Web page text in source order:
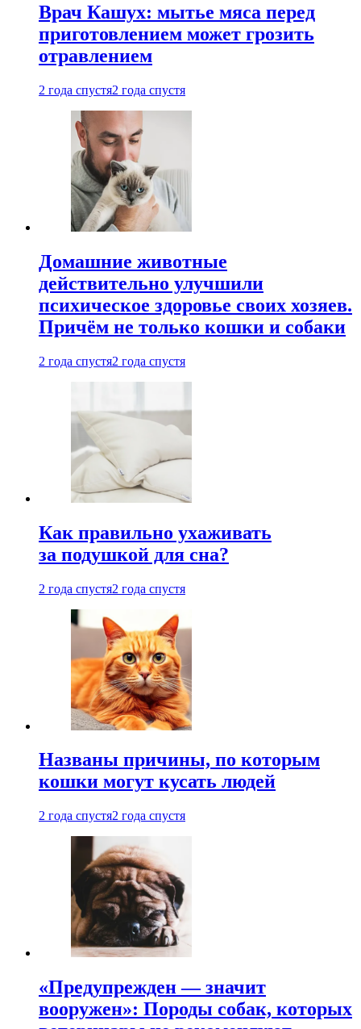
Врач Кашух: мытье мяса перед
приготовлением может грозить
отравлением
2 года спустя2 года спустя
Домашние животные
действительно улучшили
психическое здоровье своих хозяев.
Причём не только кошки и собаки
2 года спустя2 года спустя
Как правильно ухаживать
за подушкой для сна?
2 года спустя2 года спустя
Названы причины, по которым
кошки могут кусать людей
2 года спустя2 года спустя
«Предупрежден — значит
вооружен»: Породы собак, которых